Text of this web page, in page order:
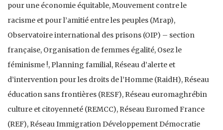
pour une économie équitable, Mouvement contre le
racisme et pour l’amitié entre les peuples (Mrap),
Observatoire international des prisons (OIP) – section
française, Organisation de femmes égalité, Osez le
féminisme !, Planning familial, Réseau d’alerte et
d’intervention pour les droits de l’Homme (RaidH), Réseau
éducation sans frontières (RESF), Réseau euromaghrébin
culture et citoyenneté (REMCC), Réseau Euromed France
(REF), Réseau Immigration Développement Démocratie